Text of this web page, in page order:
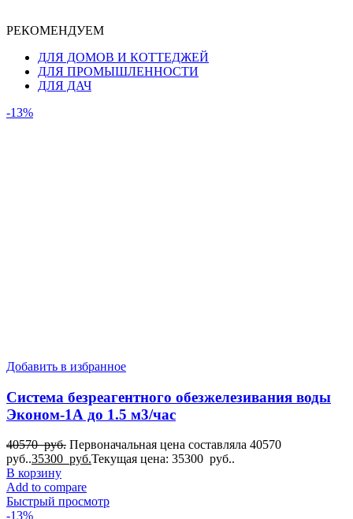
РЕКОМЕНДУЕМ
ДЛЯ ДОМОВ И КОТТЕДЖЕЙ
ДЛЯ ПРОМЫШЛЕННОСТИ
ДЛЯ ДАЧ
-13%
Добавить в избранное
Система безреагентного обезжелезивания воды
Эконом-1А до 1.5 м3/час
40570руб. Первоначальная цена составляла 40570
руб..35300 руб.Текущая цена: 35300 руб..
В корзину
Add to compare
Быстрый просмотр
-13%